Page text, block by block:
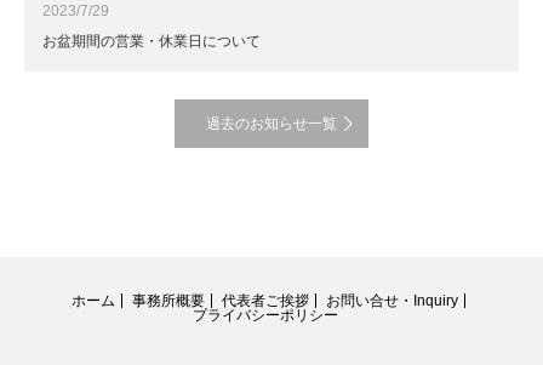
2023/7/29
お盆期間の営業・休業日について
過去のお知らせ一覧
ホーム 事務所概要 代表者ご挨拶
お問い合せ・Inquiry
プライバシーポリシー